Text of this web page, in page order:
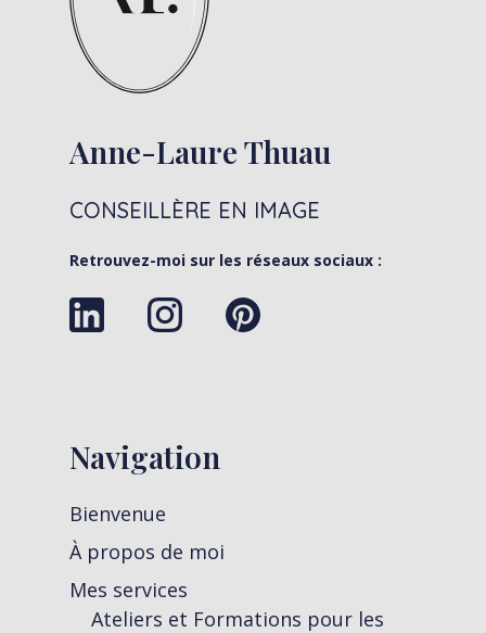
Anne-Laure Thuau
CONSEILLÈRE EN IMAGE
Retrouvez-moi sur les réseaux sociaux :
Navigation
Bienvenue
À propos de moi
Mes services
Ateliers et Formations pour les